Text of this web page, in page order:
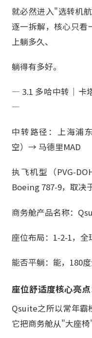
就必然进入"选转机
逐一拆解，核心只看
上躺多久、
躺得有多好。
— 3.1 多哈中转｜卡
—
中转路径：上海浦
空）→ 马德里MAD
执飞机型（PVG-
Boeing 787-9，取决
商务舱产品名称：
座位布局：1-2-1，
能否平躺：能，180
座位舒适度核心亮点
Qsuite之所以常年霸
它把商务舱从"大座